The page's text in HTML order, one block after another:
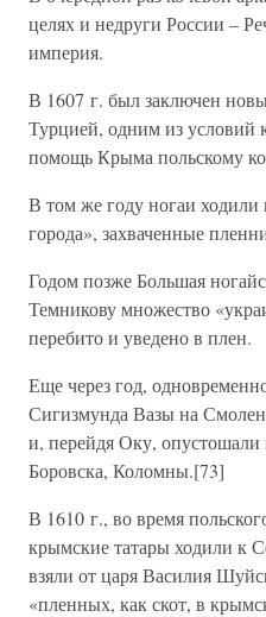
целях и недруги России –
империя.
В 1607 г. был заключен
Турцией, одним из условий
помощь Крыма польскому
В том же году ногаи ходили
города», захваченные
Годом позже Большая
Темникову множество
перебито и уведено в плен.
Еще через год,
Сигизмунда Вазы на
и, перейдя Оку, опустошали
Боровска, Коломны.[73]
В 1610 г., во время
крымские татары ходили к
взяли от царя Василия
«пленных, как скот, в